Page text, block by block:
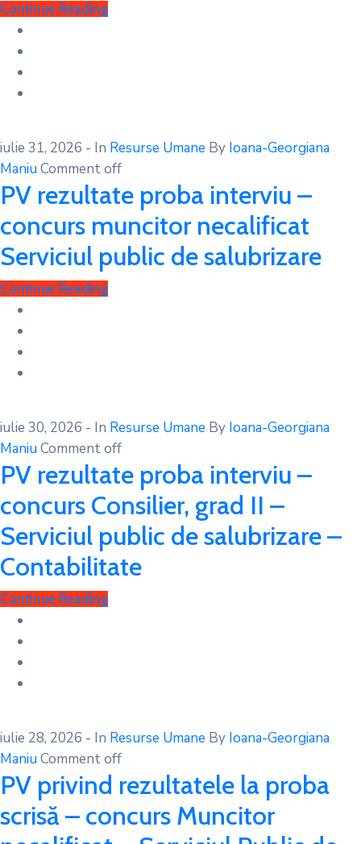
Continue Reading
iulie 31, 2026 - In Resurse Umane By Ioana-Georgiana
ManiuComment off
PV rezultate proba interviu –
concurs muncitor necalificat
Serviciul public de salubrizare
Continue Reading
iulie 30, 2026 - In Resurse Umane By Ioana-Georgiana
ManiuComment off
PV rezultate proba interviu –
concurs Consilier, grad II –
Serviciul public de salubrizare –
Contabilitate
Continue Reading
iulie 28, 2026 - In Resurse Umane By Ioana-Georgiana
ManiuComment off
PV privind rezultatele la proba
scrisă – concurs Muncitor